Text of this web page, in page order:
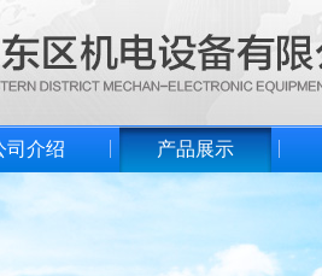
司介绍 产品展示